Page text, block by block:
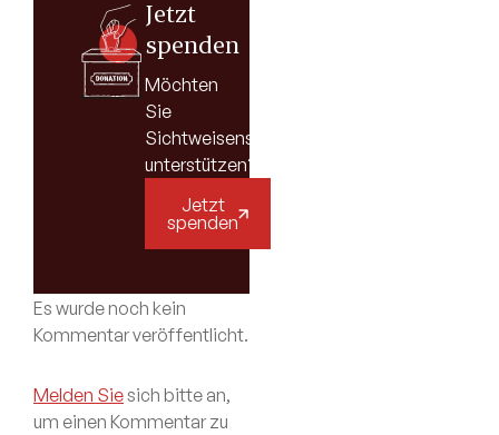
Jetzt
spenden
Möchten
Sie
Sichtweisenschweiz
unterstützen?
Jetzt
spenden
Es wurde noch kein
Kommentar veröffentlicht.
Melden Siesich bitte an,
um einen Kommentar zu